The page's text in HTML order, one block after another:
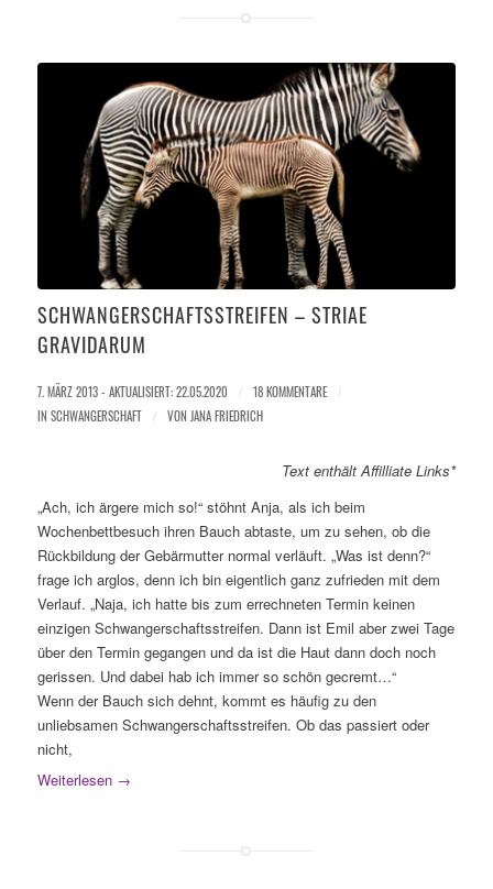
SCHWANGERSCHAFTSSTREIFEN – STRIAE
GRAVIDARUM
7. MÄRZ 2013 - AKTUALISIERT: 22.05.2020 / 18 KOMMENTARE
/
IN SCHWANGERSCHAFT / VON JANA FRIEDRICH
Text enthält Affilliate Links*
„Ach, ich ärgere mich so!“ stöhnt Anja, als ich beim
Wochenbettbesuch ihren Bauch abtaste, um zu sehen, ob die
Rückbildung der Gebärmutter normal verläuft. „Was ist denn?“
frage ich arglos, denn ich bin eigentlich ganz zufrieden mit dem
Verlauf. „Naja, ich hatte bis zum errechneten Termin keinen
einzigen Schwangerschaftsstreifen. Dann ist Emil aber zwei Tage
über den Termin gegangen und da ist die Haut dann doch noch
gerissen. Und dabei hab ich immer so schön gecremt…“
Wenn der Bauch sich dehnt, kommt es häufig zu den
unliebsamen Schwangerschaftsstreifen. Ob das passiert oder
nicht,
Weiterlesen→